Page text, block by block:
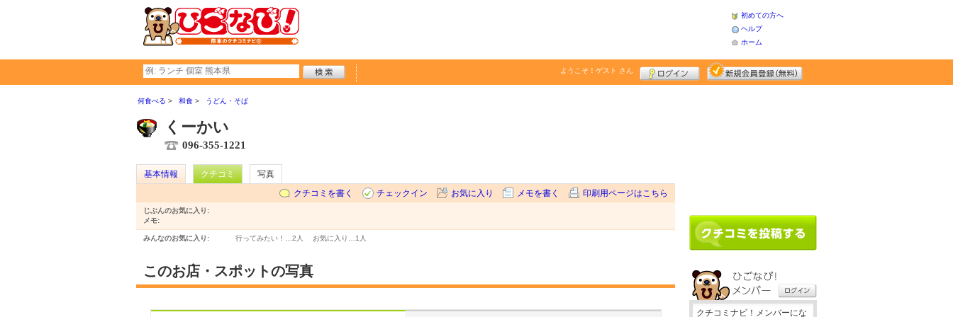
初めての方へ
ヘルプ
ホーム
ようこそ！ ゲスト さん
何食べる 和食 うどん・そば
くーかい
096-355-1221
基本情報 クチコミ
写真
クチコミを書く
チェックイン お気に入り メモを書く 印刷用ページはこちら
じぶんのお気に入り:
メモ:
みんなのお気に入り: 行ってみたい！… 2人 お気に入り… 1人
このお店・スポットの写真
クチコミナビ！メンバーにな